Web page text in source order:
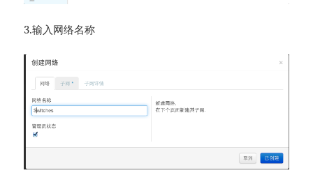
3.输入网络名称